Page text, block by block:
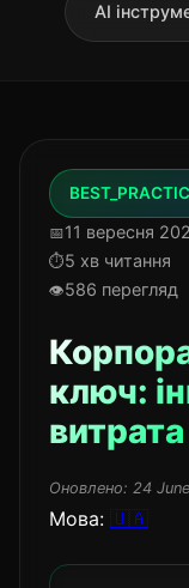
AI
11 вересня
5 хв читання
586 перегляд
ключ:
Оновлено: 24
Мова: 🇺🇦